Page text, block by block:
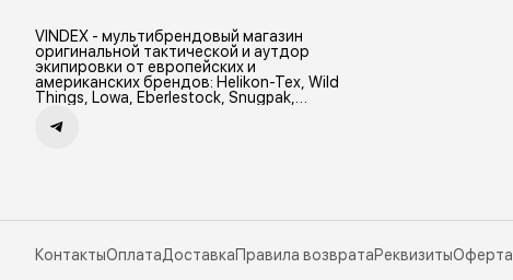
VINDEX - мультибрендовый магазин
оригинальной тактической и аутдор
экипировки от европейских и
американских брендов: Helikon-Tex, Wild
Things, Lowa, Eberlestock, Snugpak,
КонтактыОплатаДоставкаПравила возвратаРеквизитыОферта